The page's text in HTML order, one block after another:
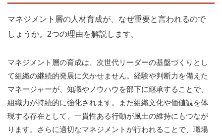
マネジメント層の人材育成が、なぜ重要と言われるので
しょうか。2つの理由を解説します。
マネジメント層の育成は、次世代リーダーの基盤づくりとし
て組織の継続的発展に欠かせません。経験や判断力を備えた
マネージャーが、知識やノウハウを部下に継承することで、
組織力が持続的に強化されます。また組織文化や価値観を体
現する存在として、一貫性ある行動が風土の維持にもつなが
ります。さらに適切なマネジメントが行われることで、職場